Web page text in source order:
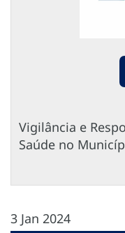
Vigilância e
Saúde no
3 Jan 2024